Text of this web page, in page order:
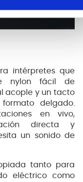
intérpretes que
nylon fácil de
acople y un tacto
delgado.
en vivo,
directa y
un sonido de
tanto para
eléctrico como